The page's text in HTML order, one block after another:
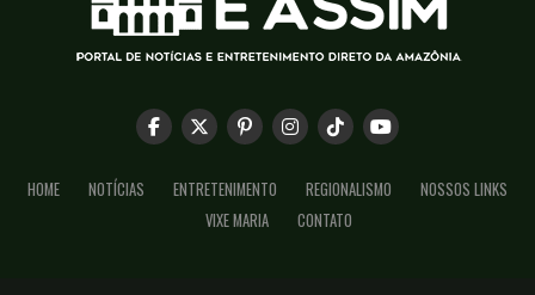
HOME NOTÍCIAS ENTRETENIMENTO REGIONALISMO
NOSSOS LINKS
VIXE MARIA
CONTATO